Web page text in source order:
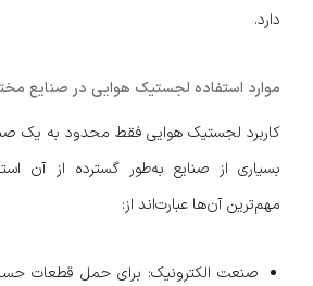
دارد.
موارد استفاده لجستیک هوایی در صنایع
کاربرد لجستیک هوایی فقط محدود به یک
بسیاری از صنایع به‌طور گسترده از آن
مهم‌ترین آن‌ها عبارت‌اند از:
صنعت الکترونیک: برای حمل قطعات